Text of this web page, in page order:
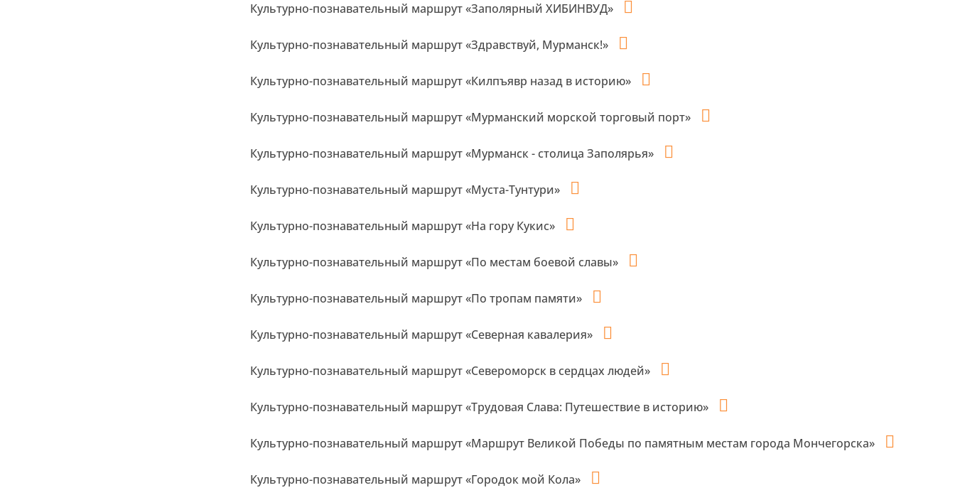
Культурно-познавательный маршрут «Заполярный ХИБИНВУД»
Культурно-познавательный маршрут «Здравствуй, Мурманск!»
Культурно-познавательный маршрут «Килпъявр назад в историю»
Культурно-познавательный маршрут «Мурманский морской торговый порт»
Культурно-познавательный маршрут «Мурманск - столица Заполярья»
Культурно-познавательный маршрут «Муста-Тунтури»
Культурно-познавательный маршрут «На гору Кукис»
Культурно-познавательный маршрут «По местам боевой славы»
Культурно-познавательный маршрут «По тропам памяти»
Культурно-познавательный маршрут «Северная кавалерия»
Культурно-познавательный маршрут «Североморск в сердцах людей»
Культурно-познавательный маршрут «Трудовая Слава: Путешествие в историю»
Культурно-познавательный маршрут «Маршрут Великой Победы по памятным местам города Мончегорска»
Культурно-познавательный маршрут «Городок мой Кола»